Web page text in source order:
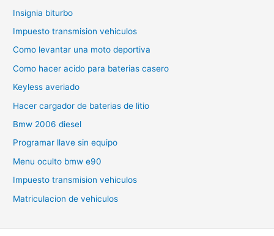
Insignia biturbo
Impuesto transmision vehiculos
Como levantar una moto deportiva
Como hacer acido para baterias casero
Keyless averiado
Hacer cargador de baterias de litio
Bmw 2006 diesel
Programar llave sin equipo
Menu oculto bmw e90
Impuesto transmision vehiculos
Matriculacion de vehiculos